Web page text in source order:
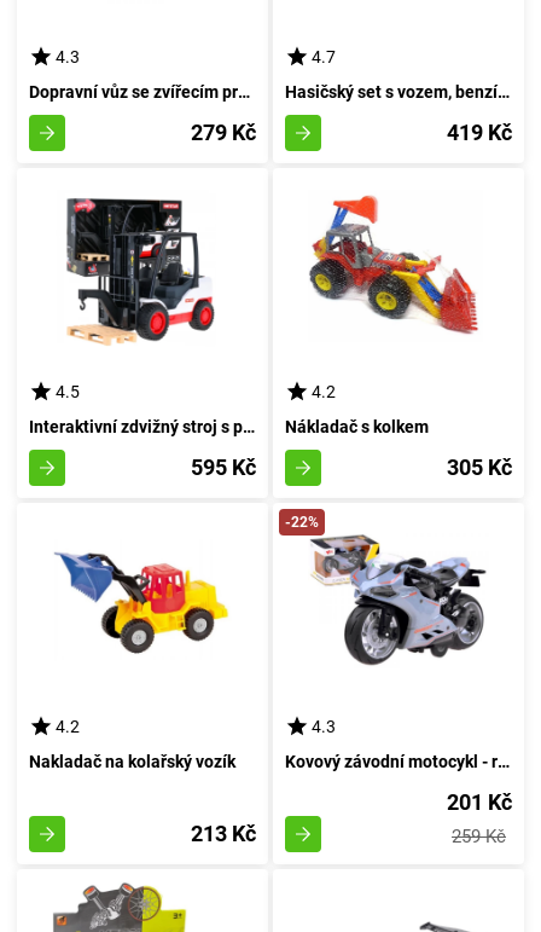
4.3
Dopravní vůz se zvířecím prehistorickým tvorem
279 Kč
4.7
Hasičský set s vozem, benzínovou pumpou a silničními značkami - schránka
419 Kč
4.5
Interaktivní zdvižný stroj s pohyblivými rameny
595 Kč
4.2
Nákladač s kolkem
305 Kč
4.2
Nakladač na kolařský vozík
213 Kč
-22%
4.3
Kovový závodní motocykl - rudý
201 Kč
259 Kč